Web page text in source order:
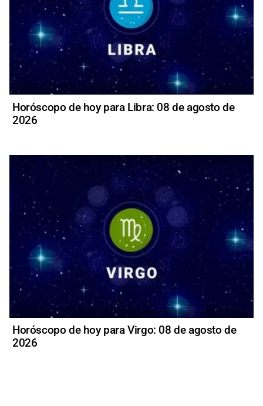
Horóscopo de hoy para Libra: 08 de agosto de
2026
Horóscopo de hoy para Virgo: 08 de agosto de
2026